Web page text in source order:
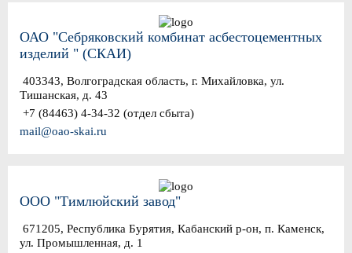
ОАО "Себряковский комбинат асбестоцементных
изделий " (СКАИ)
403343, Волгоградская область, г. Михайловка, ул.
Тишанская, д. 43
+7 (84463) 4-34-32 (отдел сбыта)
mail@oao-skai.ru
ООО "Тимлюйский завод"
671205, Республика Бурятия, Кабанский р-он, п. Каменск,
ул. Промышленная, д. 1